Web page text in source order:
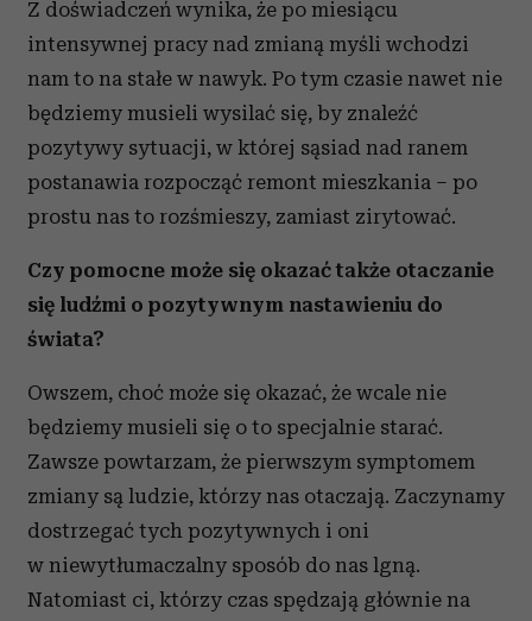
otrzymanymi od Ciebie lub uzyskanymi podczas
korzystania z ich usług.
Z doświadczeń wynika, że po miesiącu
intensywnej pracy nad zmianą myśli wchodzi
nam to na stałe w nawyk. Po tym czasie nawet nie
będziemy musieli wysilać się, by znaleźć
pozytywy sytuacji, w której sąsiad nad ranem
postanawia rozpocząć remont mieszkania – po
prostu nas to rozśmieszy, zamiast zirytować.
Czy pomocne może się okazać także otaczanie
się ludźmi o pozytywnym nastawieniu do
świata?
Owszem, choć może się okazać, że wcale nie
będziemy musieli się o to specjalnie starać.
Zawsze powtarzam, że pierwszym symptomem
zmiany są ludzie, którzy nas otaczają. Zaczynamy
dostrzegać tych pozytywnych i oni
w niewytłumaczalny sposób do nas lgną.
Natomiast ci, którzy czas spędzają głównie na